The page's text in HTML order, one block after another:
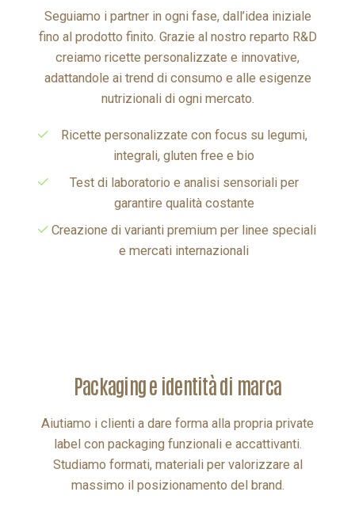
creiamo ricette personalizzate e innovative,
adattandole ai trend di consumo e alle esigenze
nutrizionali di ogni mercato.
Ricette personalizzate con focus su legumi,
Test di laboratorio e analisi sensoriali per
garantire qualità costante
Creazione di varianti premium per linee speciali
e mercati internazionali
Aiutiamo i clienti a dare forma alla propria private
Studiamo formati, materiali per valorizzare al
massimo il posizionamento del brand.
Ampia scelta di formati retail e foodservice